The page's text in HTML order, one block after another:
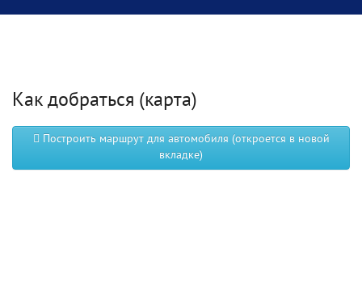
Как добраться (карта)
Построить маршрут для автомобиля (откроется в новой
вкладке)